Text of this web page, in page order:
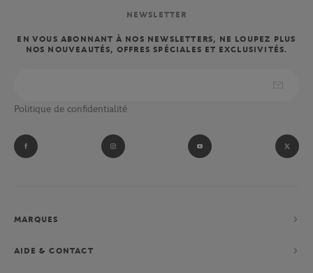
NEWSLETTER
EN VOUS ABONNANT À NOS NEWSLETTERS, NE LOUPEZ PLUS
NOS NOUVEAUTÉS, OFFRES SPÉCIALES ET EXCLUSIVITÉS.
Politique de confidentialité
MARQUES
AIDE & CONTACT